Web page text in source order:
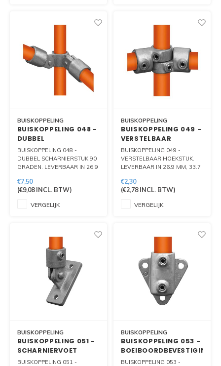
BUISKOPPELING
BUISKOPPELING 048 -
DUBBEL
SCHARNIERSTUK 90
GRADEN
BUISKOPPELING 048 -
DUBBEL SCHARNIERSTUK 90
GRADEN. LEVERBAAR IN 26.9
48.3 MM.
€7,50
(€9,08INCL. BTW)
VERGELIJK
BUISKOPPELING
BUISKOPPELING 049 -
VERSTELBAAR
HOEKSTUK
BUISKOPPELING 049 -
VERSTELBAAR HOEKSTUK.
LEVERBAAR IN 26.9 MM, 33.7
€2,30
(€2,78INCL. BTW)
VERGELIJK
BUISKOPPELING
BUISKOPPELING 051 -
SCHARNIERVOET
BUISKOPPELING 051 -
BUISKOPPELING
BUISKOPPELING 053 -
BUISKOPPELING 053 -